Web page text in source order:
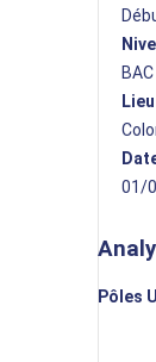
BAC
01/
Pôles